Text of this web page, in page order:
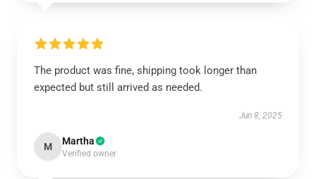
The product was fine, shipping took longer than
expected but still arrived as needed.
Jun 8, 2025
M Martha
Verified owner